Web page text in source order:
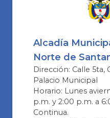
Alcadía
Norte de
Dirección: Calle 5ta,
Palacio Municipal
Horario: Lunes
p.m. y 2:00 p.m. a
Continua.